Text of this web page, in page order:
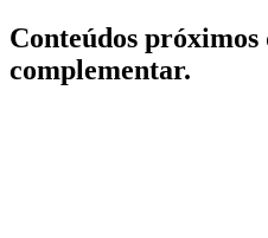
Conteúdos próximos
complementar.